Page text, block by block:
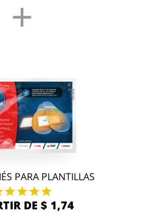
+
PARA PLANTILLAS
DE $ 1,74